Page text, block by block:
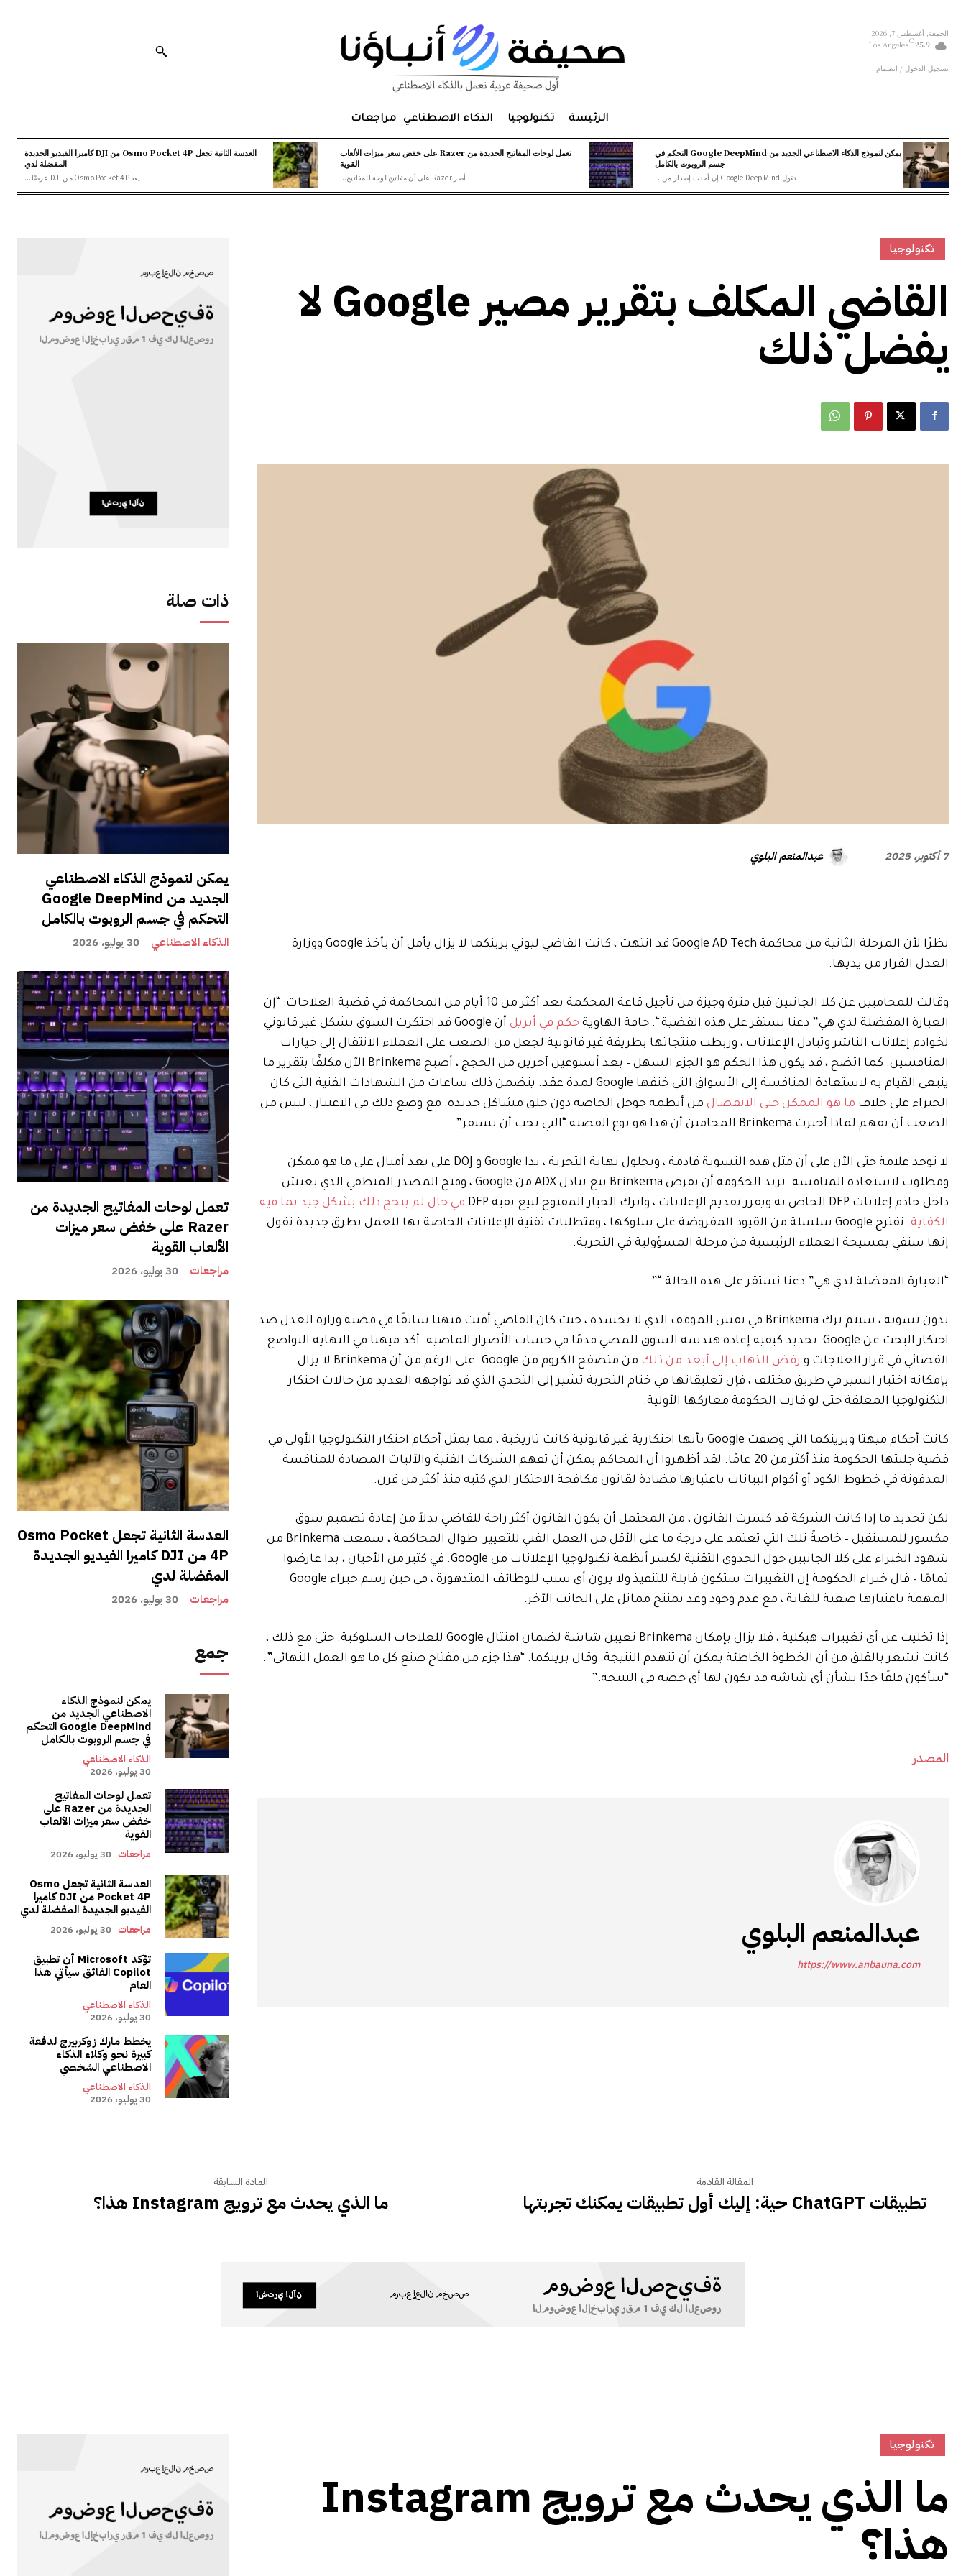
الجمعة, أغسطس 7, 2026
25.9
C
Los Angeles
تسجيل الدخول / انضمام
الرئيسة تكنولوجيا الذكاء الاصطناعي مراجعات
يمكن لنموذج الذكاء الاصطناعي الجديد من Google DeepMind التحكم في
جسم الروبوت بالكامل
تقول Google DeepMind إن أحدث إصدار من...
تعمل لوحات المفاتيح الجديدة من Razer على خفض سعر ميزات الألعاب
القوية
أصر Razer على أن مفاتيح لوحة المفاتيح...
العدسة الثانية تجعل Osmo Pocket 4P من DJI كاميرا الفيديو الجديدة
المفضلة لدي
يعد Osmo Pocket 4P من DJI عرضًا...
ذات صلة
يمكن لنموذج الذكاء الاصطناعي
الجديد من Google DeepMind
التحكم في جسم الروبوت بالكامل
الذكاء الاصطناعي 30 يوليو، 2026
تعمل لوحات المفاتيح الجديدة من
Razer على خفض سعر ميزات
الألعاب القوية
مراجعات 30 يوليو، 2026
العدسة الثانية تجعل Osmo Pocket
4P من DJI كاميرا الفيديو الجديدة
المفضلة لدي
مراجعات 30 يوليو، 2026
جمع
يمكن لنموذج الذكاء
الاصطناعي الجديد من
Google DeepMind التحكم
في جسم الروبوت بالكامل
الذكاء الاصطناعي
30 يوليو، 2026
تعمل لوحات المفاتيح
الجديدة من Razer على
خفض سعر ميزات الألعاب
القوية
مراجعات 30 يوليو، 2026
العدسة الثانية تجعل Osmo
Pocket 4P من DJI كاميرا
الفيديو الجديدة المفضلة لدي
مراجعات 30 يوليو، 2026
تؤكد Microsoft أن تطبيق
Copilot الفائق سيأتي هذا
العام
الذكاء الاصطناعي
30 يوليو، 2026
يخطط مارك زوكربيرج لدفعة
كبيرة نحو وكلاء الذكاء
الاصطناعي الشخصي
الذكاء الاصطناعي
30 يوليو، 2026
تكنولوجيا
القاضي المكلف بتقرير مصير Google لا
يفضل ذلك
7 أكتوبر، 2025 عبدالمنعم البلوي
نظرًا لأن المرحلة الثانية من محاكمة Google AD Tech قد انتهت ، كانت القاضي ليوني برينكما لا يزال يأمل أن يأخذ Google ووزارة
العدل القرار من يديها.
وقالت للمحاميين عن كلا الجانبين قبل فترة وجيزة من تأجيل قاعة المحكمة بعد أكثر من 10 أيام من المحاكمة في قضية العلاجات: “إن
العبارة المفضلة لدي هي” دعنا نستقر على هذه القضية “. حافة الهاوية حكم في أبريل
أن Google قد احتكرت السوق بشكل غير قانوني
لخوادم إعلانات الناشر وتبادل الإعلانات ، وربطت منتجاتها بطريقة غير قانونية لجعل من الصعب على العملاء الانتقال إلى خيارات
المنافسين. كما اتضح ، قد يكون هذا الحكم هو الجزء السهل – بعد أسبوعين آخرين من الحجج ، أصبح Brinkema الآن مكلفًا بتقرير ما
ينبغي القيام به لاستعادة المنافسة إلى الأسواق التي خنقها Google لمدة عقد. يتضمن ذلك ساعات من الشهادات الفنية التي كان
الخبراء على خلاف ما هو الممكن حتى الانفصال من أنظمة جوجل الخاصة دون خلق مشاكل جديدة. مع وضع ذلك في الاعتبار ، ليس من
الصعب أن نفهم لماذا أخبرت Brinkema المحامين أن هذا هو نوع القضية “التي يجب أن تستقر”.
لا توجد علامة حتى الآن على أن مثل هذه التسوية قادمة ، وبحلول نهاية التجربة ، بدا Google و DOJ على بعد أميال على ما هو ممكن
ومطلوب لاستعادة المنافسة. تريد الحكومة أن يفرض Brinkema بيع تبادل ADX من Google ، وفتح المصدر المنطقي الذي يعيش
داخل خادم إعلانات DFP الخاص به ويقرر تقديم الإعلانات ، واترك الخيار المفتوح لبيع بقية DFP
في حال لم ينجح ذلك بشكل جيد بما فيه
الكفاية
. تقترح Google سلسلة من القيود المفروضة على سلوكها ، ومتطلبات تقنية الإعلانات الخاصة بها للعمل بطرق جديدة تقول
إنها ستفي بمسيحة العملاء الرئيسية من مرحلة المسؤولية في التجربة.
“العبارة المفضلة لدي هي” دعنا نستقر على هذه الحالة “”
بدون تسوية ، سيتم ترك Brinkema في نفس الموقف الذي لا يحسده ، حيث كان القاضي أميت ميهتا سابقًا في قضية وزارة العدل ضد
احتكار البحث عن Google: تحديد كيفية إعادة هندسة السوق للمضي قدمًا في حساب الأضرار الماضية. أكد ميهتا في النهاية التواضع
القضائي في قرار العلاجات و رفض الذهاب إلى أبعد من ذلك
من متصفح الكروم من Google. على الرغم من أن Brinkema لا يزال
بإمكانه اختيار السير في طريق مختلف ، فإن تعليقاتها في ختام التجربة تشير إلى التحدي الذي قد تواجهه العديد من حالات احتكار
التكنولوجيا المعلقة حتى لو فازت الحكومة معاركها الأولية.
كانت أحكام ميهتا وبرينكما التي وصفت Google بأنها احتكارية غير قانونية كانت تاريخية ، مما يمثل أحكام احتكار التكنولوجيا الأولى في
قضية جلبتها الحكومة منذ أكثر من 20 عامًا. لقد أظهروا أن المحاكم يمكن أن تفهم الشركات الفنية والآليات المضادة للمنافسة
المدفونة في خطوط الكود أو أكوام البيانات باعتبارها مضادة لقانون مكافحة الاحتكار الذي كتبه منذ أكثر من قرن.
لكن تحديد ما إذا كانت الشركة قد كسرت القانون ، من المحتمل أن يكون القانون أكثر راحة للقاضي بدلاً من إعادة تصميم سوق
مكسور للمستقبل – خاصةً تلك التي تعتمد على درجة ما على الأقل من العمل الفني للتغيير. طوال المحاكمة ، سمعت Brinkema من
شهود الخبراء على كلا الجانبين حول الجدوى التقنية لكسر أنظمة تكنولوجيا الإعلانات من Google. في كثير من الأحيان ، بدا عارضوا
تمامًا – قال خبراء الحكومة إن التغييرات ستكون قابلة للتنفيذ ولا يرون أي سبب للوظائف المتدهورة ، في حين رسم خبراء Google
المهمة باعتبارها صعبة للغاية ، مع عدم وجود وعد بمنتج مماثل على الجانب الآخر.
إذا تخليت عن أي تغييرات هيكلية ، فلا يزال بإمكان Brinkema تعيين شاشة لضمان امتثال Google للعلاجات السلوكية. حتى مع ذلك ،
كانت تشعر بالقلق من أن الخطوة الخاطئة يمكن أن تتهدم النتيجة. وقال برينكما: “هذا جزء من مفتاح صنع كل ما هو العمل النهائي”.
“سأكون قلقًا جدًا بشأن أي شاشة قد يكون لها أي حصة في النتيجة.”
المصدر
عبدالمنعم البلوي
https://www.anbauna.com
المادة السابقة
ما الذي يحدث مع ترويج Instagram هذا؟
المقالة القادمة
تطبيقات ChatGPT حية: إليك أول تطبيقات يمكنك تجربتها